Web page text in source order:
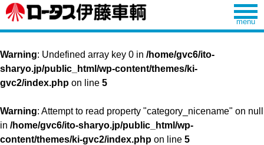
Warning: Undefined array key 0 in /home/gvc6/ito-
sharyo.jp/public_html/wp-content/themes/ki-
gvc2/index.php on line 5
Warning: Attempt to read property "category_nicename" on null
in /home/gvc6/ito-sharyo.jp/public_html/wp-
content/themes/ki-gvc2/index.php on line 5